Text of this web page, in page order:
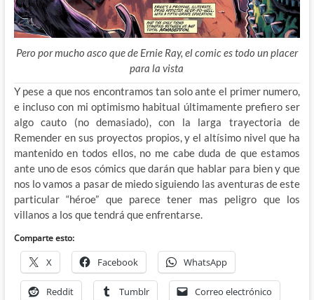
Pero por mucho asco que de Ernie Ray, el comic es todo un placer
para la vista
Y pese a que nos encontramos tan solo ante el primer numero,
e incluso con mi optimismo habitual últimamente prefiero ser
algo cauto (no demasiado), con la larga trayectoria de
Remender en sus proyectos propios, y el altísimo nivel que ha
mantenido en todos ellos, no me cabe duda de que estamos
ante uno de esos cómics que darán que hablar para bien y que
nos lo vamos a pasar de miedo siguiendo las aventuras de este
particular “héroe” que parece tener mas peligro que los
villanos a los que tendrá que enfrentarse.
Comparte esto:
X Facebook WhatsApp
Reddit Tumblr Correo electrónico